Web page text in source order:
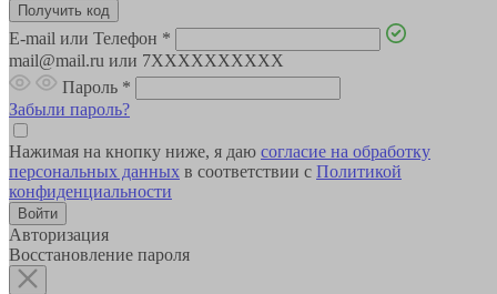
E-mail или Телефон *
mail@mail.ru или 7XXXXXXXXXX
Пароль *
Забыли пароль?
Нажимая на кнопку ниже, я даю согласие на обработку
персональных данных в соответствии с Политикой
конфиденциальности
Авторизация
Восстановление пароля